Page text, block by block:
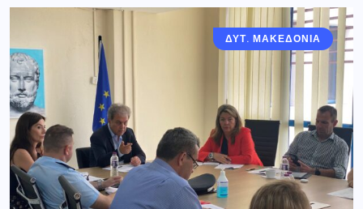
ΔΥΤ. ΜΑΚΕΔΟΝΙΑ